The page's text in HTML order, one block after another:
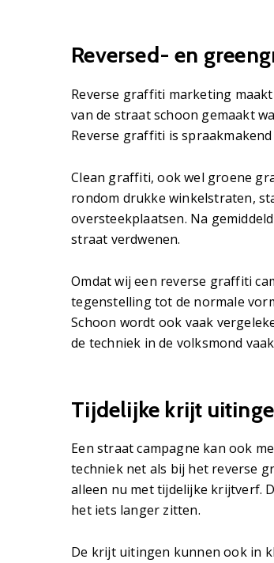
Reversed- en
Reverse graffiti marketing
van de straat schoon gemaakt
Reverse graffiti is
Clean graffiti, ook wel groene
rondom drukke winkelstraten,
oversteekplaatsen. Na
straat verdwenen.
Omdat wij een reverse graffiti
tegenstelling tot de normale
Schoon wordt ook vaak
de techniek in de volksmond
Tijdelijke krijt
Een straat campagne kan ook
techniek net als bij het reverse
alleen nu met tijdelijke krijtverf.
het iets langer zitten.
De krijt uitingen kunnen ook in